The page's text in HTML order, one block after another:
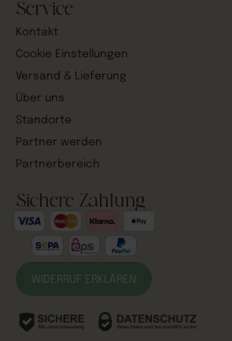
Service
Kontakt
Cookie Einstellungen
Versand & Lieferung
Über uns
Standorte
Partner werden
Partnerbereich
Sichere Zahlung
WIDERRUF ERKLÄREN